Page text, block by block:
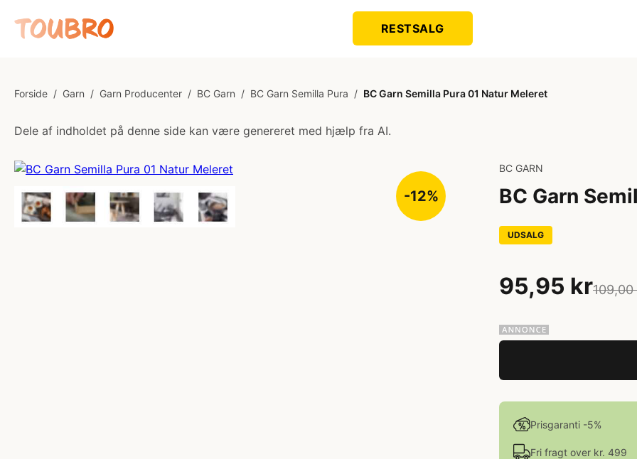
RESTSALG
Forside / Garn / Garn Producenter / BC Garn / BC Garn Semilla Pura / BC Garn Semilla Pura 01 Natur Meleret
Dele af indholdet på denne side kan være genereret med hjælp fra AI.
-12%
BC GARN
BC Garn
UDSALG
95,95 kr109,00
Prisgaranti -5%
Fri fragt over kr. 499